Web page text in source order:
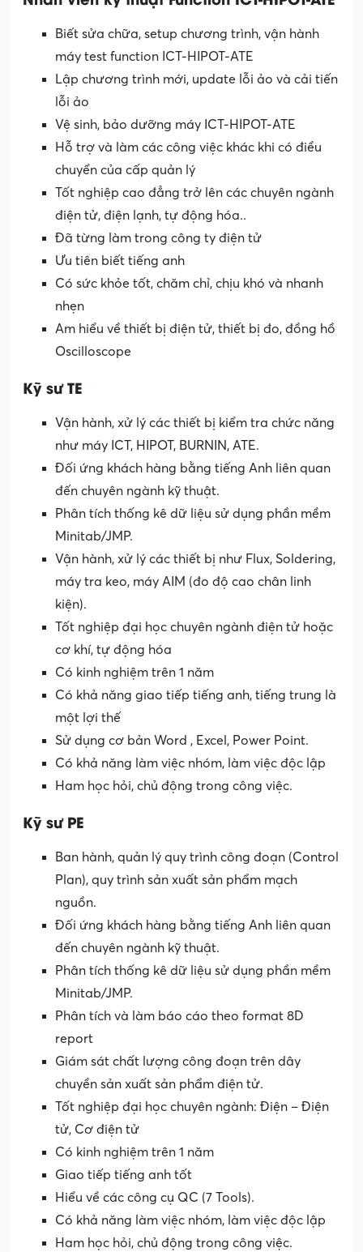
Biết sửa chữa, setup chương trình, vận hành
máy test function ICT-HIPOT-ATE
Lập chương trình mới, update lỗi ảo và cải tiến
lỗi ảo
Vệ sinh, bảo dưỡng máy ICT-HIPOT-ATE
Hỗ trợ và làm các công việc khác khi có điều
chuyển của cấp quản lý
Tốt nghiệp cao đẳng trở lên các chuyên ngành
điện tử, điện lạnh, tự động hóa..
Đã từng làm trong công ty điện tử
Ưu tiên biết tiếng anh
Có sức khỏe tốt, chăm chỉ, chịu khó và nhanh
nhẹn
Am hiểu về thiết bị điện tử, thiết bị đo, đồng hồ
Oscilloscope
Kỹ sư TE
Vận hành, xử lý các thiết bị kiểm tra chức năng
như máy ICT, HIPOT, BURNIN, ATE.
Đối ứng khách hàng bằng tiếng Anh liên quan
đến chuyên ngành kỹ thuật.
Phân tích thống kê dữ liệu sử dụng phần mềm
Minitab/JMP.
Vận hành, xử lý các thiết bị như Flux, Soldering,
máy tra keo, máy AIM (đo độ cao chân linh
kiện).
Tốt nghiệp đại học chuyên ngành điện tử hoặc
cơ khí, tự động hóa
Có kinh nghiệm trên 1 năm
Có khả năng giao tiếp tiếng anh, tiếng trung là
một lợi thế
Sử dụng cơ bản Word , Excel, Power Point.
Có khả năng làm việc nhóm, làm việc độc lập
Ham học hỏi, chủ động trong công việc.
Kỹ sư PE
Ban hành, quản lý quy trình công đoạn (Control
Plan), quy trình sản xuất sản phẩm mạch
nguồn.
Đối ứng khách hàng bằng tiếng Anh liên quan
đến chuyên ngành kỹ thuật.
Phân tích thống kê dữ liệu sử dụng phần mềm
Minitab/JMP.
Phân tích và làm báo cáo theo format 8D
report
Giám sát chất lượng công đoạn trên dây
chuyền sản xuất sản phẩm điện tử.
Tốt nghiệp đại học chuyên ngành: Điện – Điện
tử, Cơ điện tử
Có kinh nghiệm trên 1 năm
Giao tiếp tiếng anh tốt
Hiểu về các công cụ QC (7 Tools).
Có khả năng làm việc nhóm, làm việc độc lập
Ham học hỏi, chủ động trong công việc.